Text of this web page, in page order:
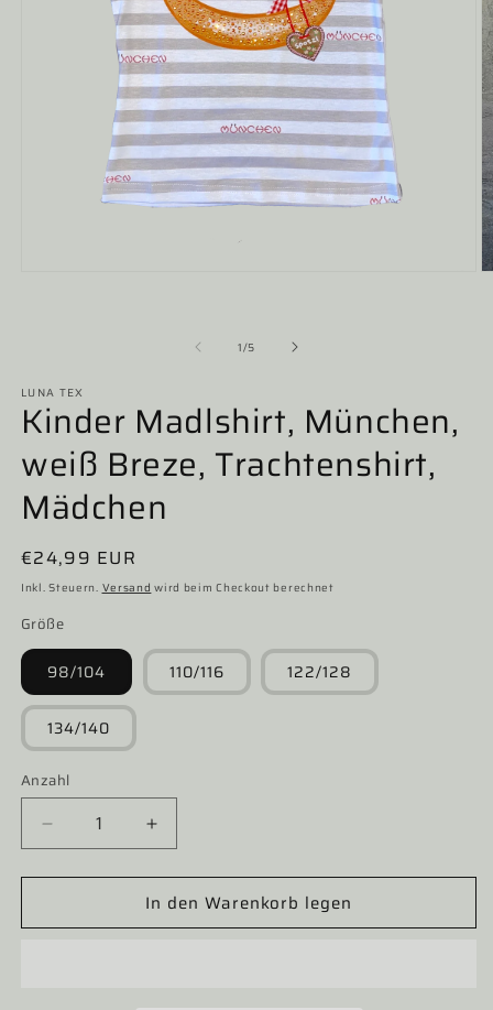
1/von
5
LUNA TEX
Kinder Madlshirt, München,
weiß Breze, Trachtenshirt,
Mädchen
Normaler
Preis
€24,99 EUR
Inkl. Steuern. Versand wird beim Checkout berechnet
Größe
98/104 110/116 122/128
134/140
Anzahl
Verringere
die
Menge
Kinder
Erhöhe
die
Menge
für
Kinder
In den Warenkorb legen